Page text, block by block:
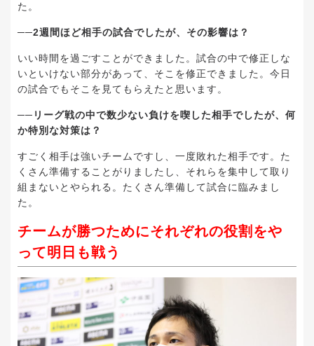
た。
──2週間ほど相手の試合でしたが、その影響は？
いい時間を過ごすことができました。試合の中で修正しな
いといけない部分があって、そこを修正できました。今日
の試合でもそこを見てもらえたと思います。
──リーグ戦の中で数少ない負けを喫した相手でしたが、何
か特別な対策は？
すごく相手は強いチームですし、一度敗れた相手です。た
くさん準備することがりましたし、それらを集中して取り
組まないとやられる。たくさん準備して試合に臨みまし
た。
チームが勝つためにそれぞれの役割をや
って明日も戦う